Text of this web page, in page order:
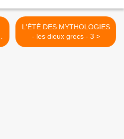
L'ÉTÉ DES MYTHOLOGIES
- les dieux grecs - 3 >